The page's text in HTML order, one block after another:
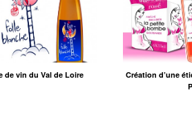
de vin du Val de Loire
Création d’une